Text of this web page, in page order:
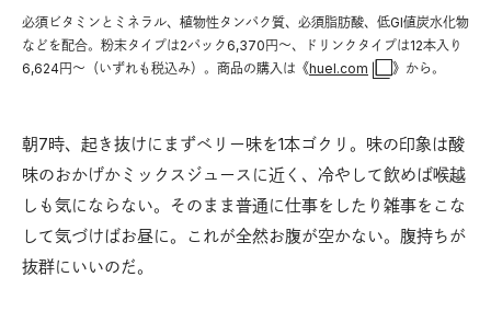
必須ビタミンとミネラル、植物性タンパク質、必須脂肪酸、低GI値炭水化物
などを配合。粉末タイプは2パック6,370円〜、ドリンクタイプは12本入り
6,624円〜（いずれも税込み）。商品の購入は《huel.com 》から。
朝7時、起き抜けにまずベリー味を1本ゴクリ。味の印象は酸
味のおかげかミックスジュースに近く、冷やして飲めば喉越
しも気にならない。そのまま普通に仕事をしたり雑事をこな
して気づけばお昼に。これが全然お腹が空かない。腹持ちが
抜群にいいのだ。